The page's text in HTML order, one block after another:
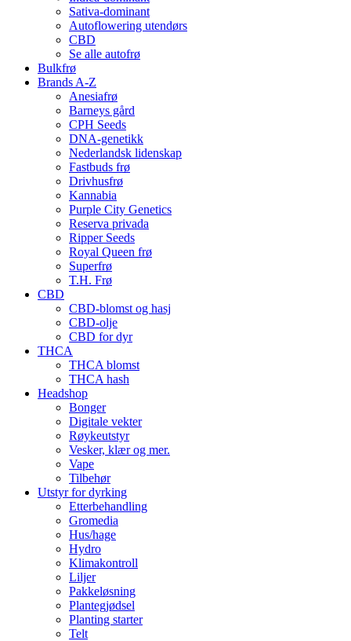
Sativa-dominant
Autoflowering utendørs
CBD
Se alle autofrø
Bulkfrø
Brands A-Z
Anesiafrø
Barneys gård
CPH Seeds
DNA-genetikk
Nederlandsk lidenskap
Fastbuds frø
Drivhusfrø
Kannabia
Purple City Genetics
Reserva privada
Ripper Seeds
Royal Queen frø
Superfrø
T.H. Frø
CBD
CBD-blomst og hasj
CBD-olje
CBD for dyr
THCA
THCA blomst
THCA hash
Headshop
Bonger
Digitale vekter
Røykeutstyr
Vesker, klær og mer.
Vape
Tilbehør
Utstyr for dyrking
Etterbehandling
Gromedia
Hus/hage
Hydro
Klimakontroll
Liljer
Pakkeløsning
Plantegjødsel
Planting starter
Telt